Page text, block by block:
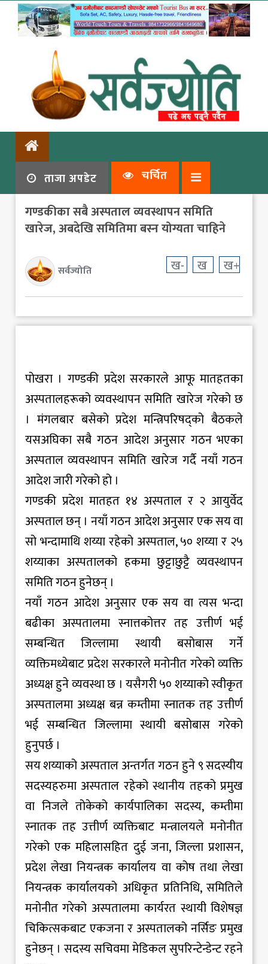
ताजा अपडेट चर्चित
गण्डकीका सबै अस्पताल व्यवस्थापन समिति
खारेज, अबदेखि समितिमा बस्न योग्यता चाहिने
सर्वज्योति ख- ख ख+
पोखरा । गण्डकी प्रदेश सरकारले आफू मातहतका
अस्पतालहरूको व्यवस्थापन समिति खारेज गरेको छ
। मंगलबार बसेको प्रदेश मन्त्रिपरिषद्को बैठकले
यसअघिका सबै गठन आदेश अनुसार गठन भएका
अस्पताल व्यवस्थापन समिति खारेज गर्दै नयाँ गठन
आदेश जारी गरेको हो ।
गण्डकी प्रदेश मातहत १४ अस्पताल र २ आयुर्वेद
अस्पताल छन् । नयाँ गठन आदेश अनुसार एक सय वा
सो भन्दामाथि शय्या रहेको अस्पताल, ५० शय्या र २५
शय्याका अस्पतालको हकमा छुट्टाछुट्टै व्यवस्थापन
समिति गठन हुनेछन् ।
नयाँ गठन आदेश अनुसार एक सय वा त्यस भन्दा
बढीका अस्पतालमा स्नात्तकोत्तर तह उत्तीर्ण भई
सम्बन्धित जिल्लामा स्थायी बसोबास गर्ने
व्यक्तिमध्येबाट प्रदेश सरकारले मनोनीत गरेको व्यक्ति
अध्यक्ष हुने व्यवस्था छ । यसैगरी ५० शय्याको स्वीकृत
अस्पतालमा अध्यक्ष बन्न कम्तीमा स्नातक तह उत्तीर्ण
भई सम्बन्धित जिल्लामा स्थायी बसोबास गरेको
हुनुपर्छ ।
सय शय्याको अस्पताल अन्तर्गत गठन हुने ९ सदस्यीय
सदस्यहरुमा अस्पताल रहेको स्थानीय तहको प्रमुख
वा निजले तोकेको कार्यपालिका सदस्य, कम्तीमा
स्नातक तह उत्तीर्ण व्यक्तिबाट मन्त्रालयले मनोनीत
गरेको एक महिलासहित दुई जना, जिल्ला प्रशासन,
प्रदेश लेखा नियन्त्रक कार्यालय वा कोष तथा लेखा
नियन्त्रक कार्यालयको अधिकृत प्रतिनिधि, समितिले
मनोनीत गरेको अस्पतालमा कार्यरत स्थायी विशेषज्ञ
चिकित्सकबाट एकजना र अस्पतालको नर्सिङ प्रमुख
हुनेछन् । सदस्य सचिवमा मेडिकल सुपरिन्टेन्डेन्ट रहने